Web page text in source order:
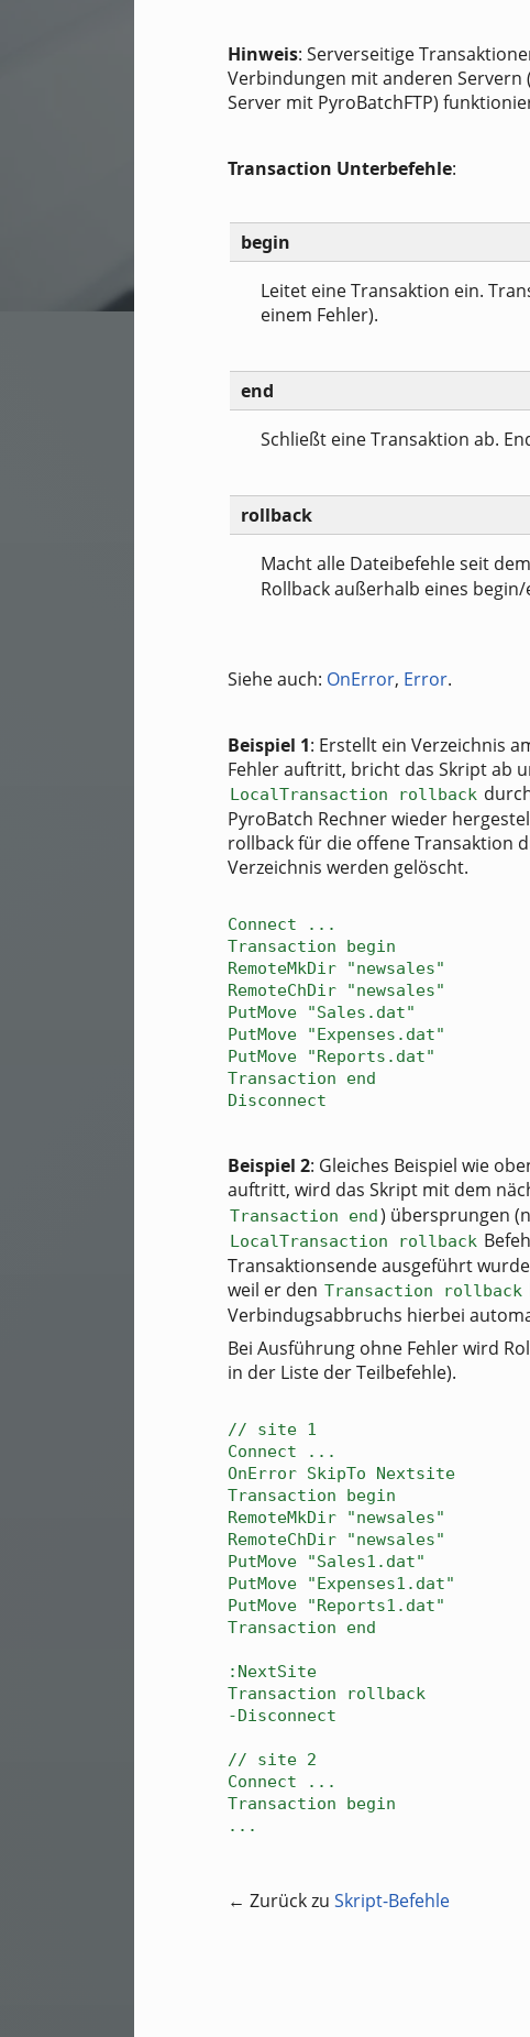
Hinweis: Serverseitige
Verbindungen mit anderen Servern
Server mit PyroBatchFTP)
Transaction Unterbefehle:
begin
Leitet eine Transaktion ein.
einem Fehler).
end
Schließt eine Transaktion ab.
rollback
Macht alle Dateibefehle seit
Rollback außerhalb eines
Siehe auch: OnError, Error.
Beispiel 1: Erstellt ein Verzeichnis
Fehler auftritt, bricht das Skript ab
LocalTransaction rollback
PyroBatch Rechner wieder
rollback für die offene Transaktion
Verzeichnis werden gelöscht.
Connect ...
Transaction begin
RemoteMkDir "newsales"
RemoteChDir "newsales"
PutMove "Sales.dat"
PutMove "Expenses.dat"
PutMove "Reports.dat"
Transaction end
Disconnect
Beispiel 2: Gleiches Beispiel wie
auftritt, wird das Skript mit dem
Transaction end) übersprungen
LocalTransaction rollback
Transaktionsende ausgeführt
weil er den Transaction rollback
Verbindugsabbruchs hierbei
Bei Ausführung ohne Fehler wird
in der Liste der Teilbefehle).
// site 1
Connect ...
OnError SkipTo Nextsite
Transaction begin
RemoteMkDir "newsales"
RemoteChDir "newsales"
PutMove "Sales1.dat"
PutMove "Expenses1.dat"
PutMove "Reports1.dat"
Transaction end
:NextSite
Transaction rollback
-Disconnect
// site 2
Connect ...
Transaction begin
...
← Zurück zu Skript-Befehle